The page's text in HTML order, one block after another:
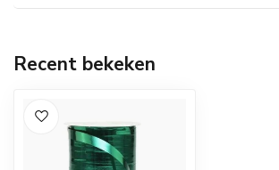
Recent bekeken